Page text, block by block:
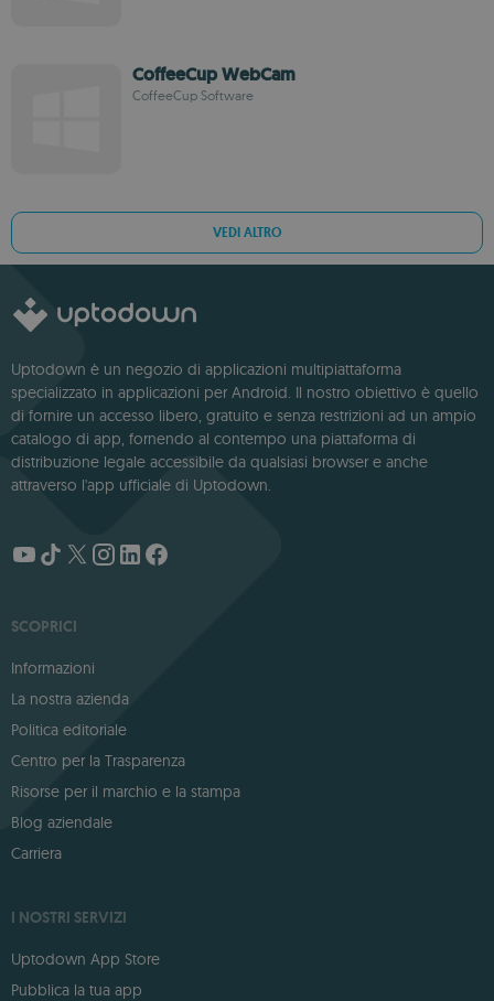
CoffeeCup WebCam
CoffeeCup Software
VEDI ALTRO
Uptodown è un negozio di applicazioni multipiattaforma
specializzato in applicazioni per Android. Il nostro obiettivo è quello
di fornire un accesso libero, gratuito e senza restrizioni ad un ampio
catalogo di app, fornendo al contempo una piattaforma di
distribuzione legale accessibile da qualsiasi browser e anche
attraverso l'app ufficiale di Uptodown.
SCOPRICI
Informazioni
La nostra azienda
Politica editoriale
Centro per la Trasparenza
Risorse per il marchio e la stampa
Blog aziendale
Carriera
I NOSTRI SERVIZI
Uptodown App Store
Pubblica la tua app